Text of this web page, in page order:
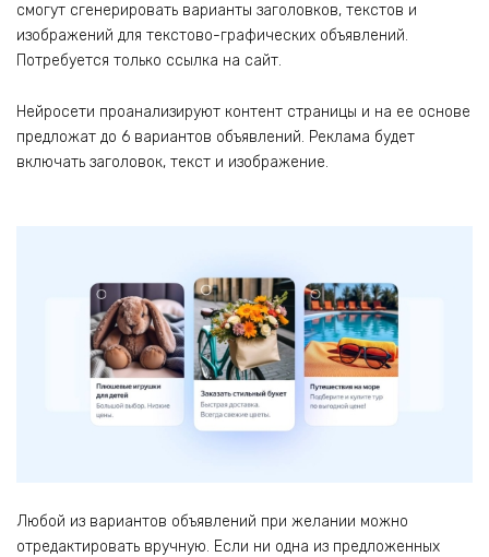
смогут сгенерировать варианты заголовков, текстов и
изображений для текстово-графических объявлений.
Потребуется только ссылка на сайт.
Нейросети проанализируют контент страницы и на ее основе
предложат до 6 вариантов объявлений. Реклама будет
включать заголовок, текст и изображение.
Любой из вариантов объявлений при желании можно
отредактировать вручную. Если ни одна из предложенных